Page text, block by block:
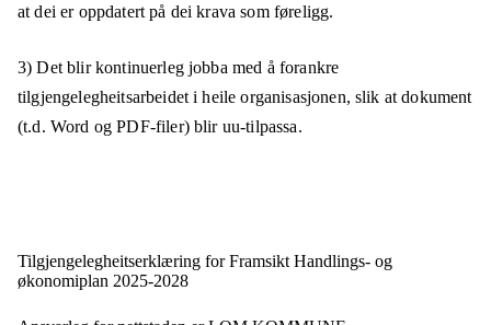
at dei er oppdatert på dei krava som føreligg.
3) Det blir kontinuerleg jobba med å forankre
tilgjengelegheitsarbeidet i heile organisasjonen, slik at dokument
(t.d. Word og PDF-filer) blir uu-tilpassa.
Tilgjengelegheits­erklæring forFramsikt Handlings- og
økonomiplan 2025-2028